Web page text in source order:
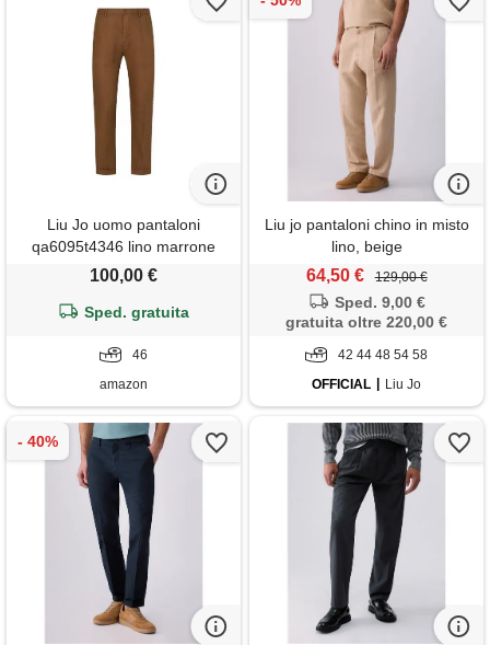
Liu Jo uomo pantaloni
qa6095t4346 lino marrone
chiaro 46
100,00 €
Sped. gratuita
46
amazon
Liu jo pantaloni chino in misto
lino, beige
64,50 € 129,00 €
Sped. 9,00 €
gratuita oltre 220,00 €
42 44 48 54 58
OFFICIAL
Liu Jo